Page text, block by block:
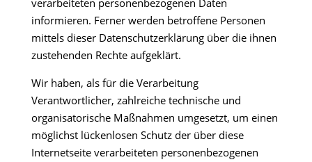
verarbeiteten personenbezogenen Daten
informieren. Ferner werden betroffene Personen
mittels dieser Datenschutzerklärung über die ihnen
zustehenden Rechte aufgeklärt.
Wir haben, als für die Verarbeitung
Verantwortlicher, zahlreiche technische und
organisatorische Maßnahmen umgesetzt, um einen
möglichst lückenlosen Schutz der über diese
Internetseite verarbeiteten personenbezogenen